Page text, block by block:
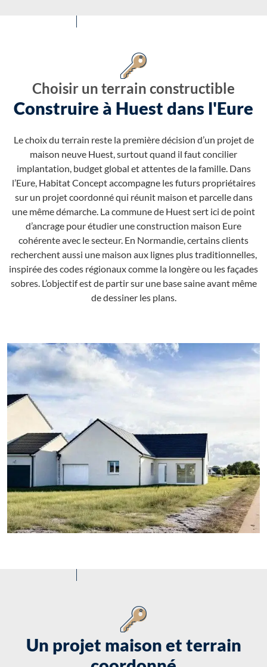
Choisir un terrain constructible
Construire à Huest dans l'Eure
Le choix du terrain reste la première décision d’un projet de
maison neuve Huest, surtout quand il faut concilier
implantation, budget global et attentes de la famille. Dans
l’Eure, Habitat Concept accompagne les futurs propriétaires
sur un projet coordonné qui réunit maison et parcelle dans
une même démarche. La commune de Huest sert ici de point
d’ancrage pour étudier une construction maison Eure
cohérente avec le secteur. En Normandie, certains clients
recherchent aussi une maison aux lignes plus traditionnelles,
inspirée des codes régionaux comme la longère ou les façades
sobres. L’objectif est de partir sur une base saine avant même
de dessiner les plans.
Un projet maison et terrain